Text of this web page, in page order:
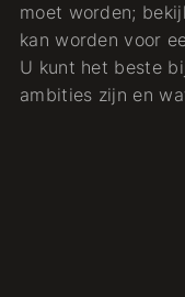
moet worden;
kan worden voor
U kunt het beste
ambities zijn en